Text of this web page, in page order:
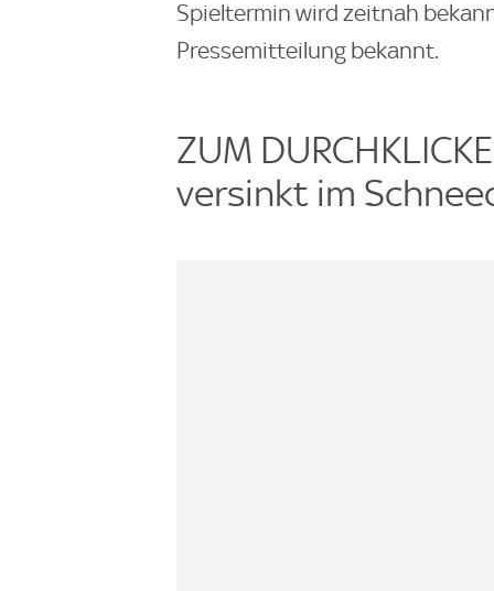
Spieltermin wird zeitnah
Pressemitteilung bekannt.
ZUM
versinkt im